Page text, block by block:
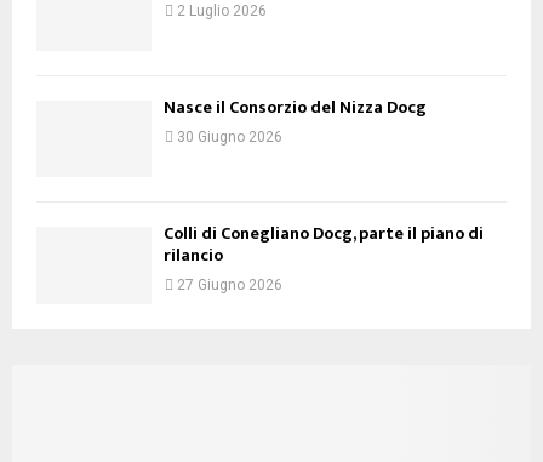
2 Luglio 2026
Nasce il Consorzio del Nizza Docg
30 Giugno 2026
Colli di Conegliano Docg, parte il piano di
rilancio
27 Giugno 2026